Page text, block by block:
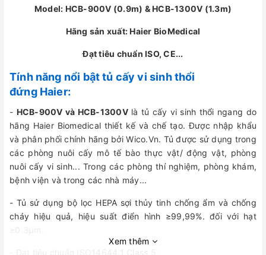
Model: HCB-900V (0.9m) & HCB-1300V (1.3m)
Hãng sản xuất: Haier BioMedical
Đạt tiêu chuẩn ISO, CE...
Tính năng nổi bật tủ cấy vi sinh thổi
đứng Haier:
- HCB-900V và HCB-1300Vlà tủ cấy vi sinh thổi ngang do
hãng Haier Biomedical thiết kế và chế tạo. Được nhập khẩu
và phân phối chính hãng bởi Wico.Vn. Tủ được sử dụng trong
các phòng nuôi cấy mô tế bào thực vật/ động vật, phòng
nuôi cấy vi sinh... Trong các phòng thí nghiệm, phòng khám,
bệnh viện và trong các nhà máy...
- Tủ sử dụng bộ lọc HEPA sợi thủy tinh chống ẩm và chống
cháy hiệu quả, hiệu suất điển hình ≥99,99%. đối với hạt
Xem thêm